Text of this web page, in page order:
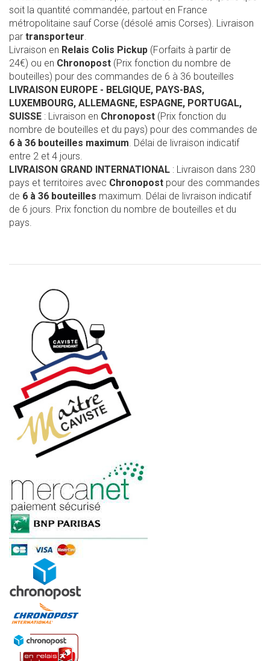
soit la quantité commandée, partout en France
métropolitaine sauf Corse (désolé amis Corses). Livraison
par transporteur.
Livraison en Relais Colis Pickup (Forfaits à partir de
24€) ou en Chronopost (Prix fonction du nombre de
bouteilles) pour des commandes de 6 à 36 bouteilles
LIVRAISON EUROPE - BELGIQUE, PAYS-BAS,
LUXEMBOURG, ALLEMAGNE, ESPAGNE, PORTUGAL,
SUISSE : Livraison en Chronopost (Prix fonction du
nombre de bouteilles et du pays) pour des commandes de
6 à 36 bouteilles maximum. Délai de livraison indicatif
entre 2 et 4 jours.
LIVRAISON GRAND INTERNATIONAL : Livraison dans 230
pays et territoires avec Chronopost pour des commandes
de 6 à 36 bouteilles maximum. Délai de livraison indicatif
de 6 jours. Prix fonction du nombre de bouteilles et du
pays.